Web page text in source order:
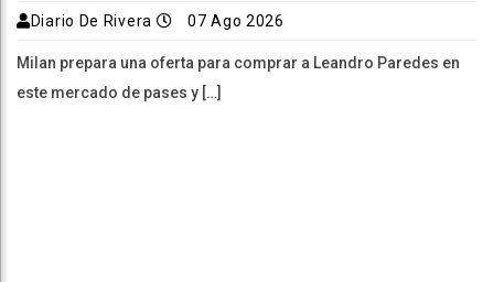
Diario De Rivera 07 Ago 2026
Milan prepara una oferta para comprar a Leandro Paredes en
este mercado de pases y […]